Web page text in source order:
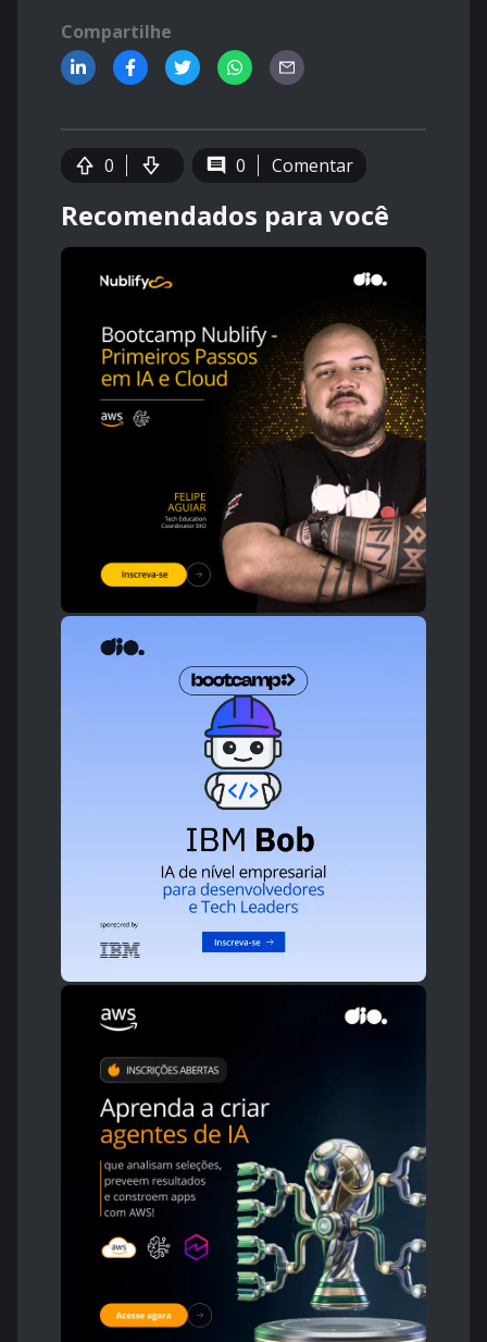
Compartilhe
0 0 Comentar
Recomendados para você